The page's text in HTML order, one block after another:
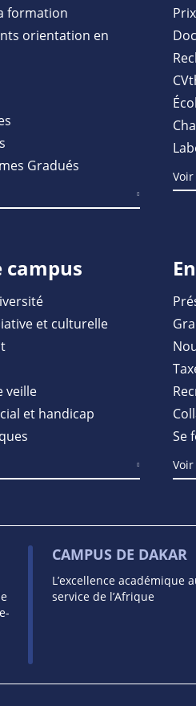
formation
orientation en
Gradués
campus
et culturelle
veille
et handicap
Se
CAMPUS DE DAKAR
L’excellence académique
service de l’Afrique